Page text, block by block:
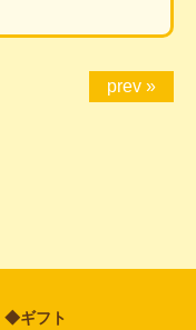
prev »
◆ギフト